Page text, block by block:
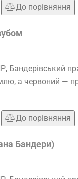
До порівняння
а червоний —
До порівняння
Бандери)